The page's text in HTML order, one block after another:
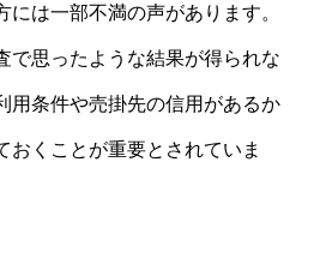
は一部不満の声があります。
で思ったような結果が得られな
用条件や売掛先の信用があるか
おくことが重要とされていま